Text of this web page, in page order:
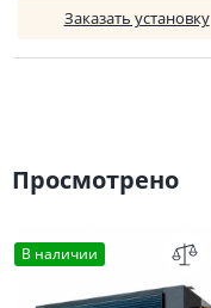
Заказать установку
Просмотрено
В наличии